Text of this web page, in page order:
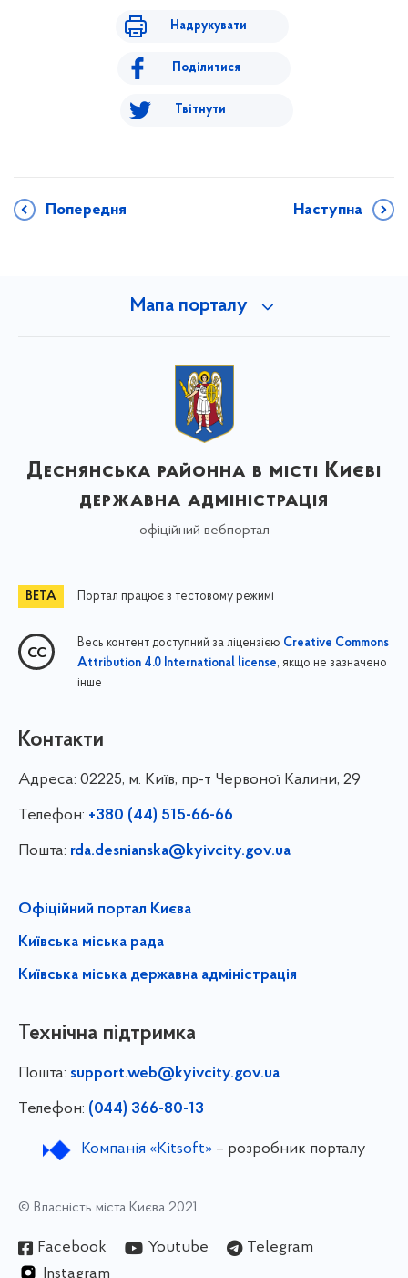
Надрукувати
Поділитися
Твітнути
Попередня Наступна
Мапа порталу
Деснянська районна в місті Києві
державна адміністрація
офіційний вебпортал
Портал працює в тестовому режимі
Весь контент доступний за ліцензією Creative Commons
Attribution 4.0 International license, якщо не зазначено
інше
Контакти
Адреса: 02225, м. Київ, пр-т Червоної Калини, 29
Телефон: +380 (44) 515-66-66
Пошта: rda.desnianska@kyivcity.gov.ua
Офіційний портал Києва
Київська міська рада
Київська міська державна адміністрація
Технічна підтримка
Пошта: support.web@kyivcity.gov.ua
Телефон: (044) 366-80-13
Компанія «Kitsoft»– розробник порталу
© Власність міста Києва 2021
Facebook Youtube
Telegram
Instagram